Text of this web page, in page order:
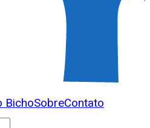
BichoSobreContato